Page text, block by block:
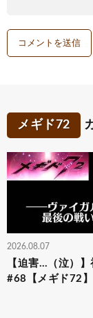
メギド72
2026.08.07
【迫害…（泣）
#68【メギド72】